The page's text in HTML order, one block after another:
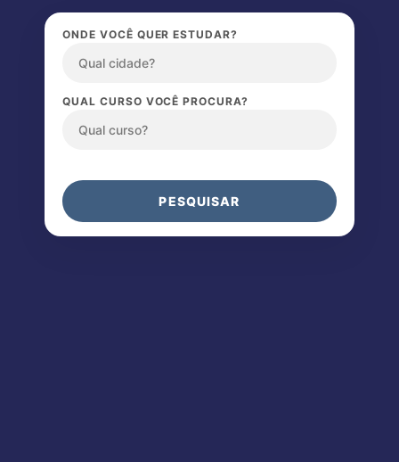
ONDE VOCÊ QUER ESTUDAR?
QUAL CURSO VOCÊ PROCURA?
PESQUISAR